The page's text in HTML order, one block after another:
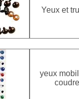
Yeux et
yeux
coudre